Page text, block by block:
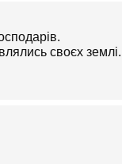
своєх землі.